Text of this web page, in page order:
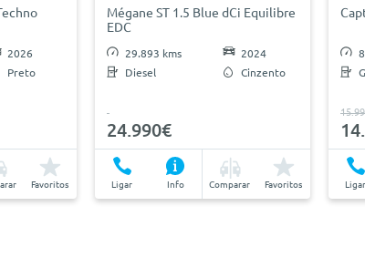
2026
Preto
Favoritos
Mégane ST 1.5 Blue dCi Equilibre
EDC
29.893 kms
Diesel
2024
Cinzento
24.990€
Ligar Info Comparar Favoritos Ligar